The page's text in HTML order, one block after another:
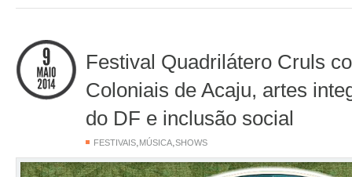
Festival Quadrilátero Cruls
Coloniais de Acaju, artes
do DF e inclusão social
FESTIVAIS, MÚSICA,SHOWS